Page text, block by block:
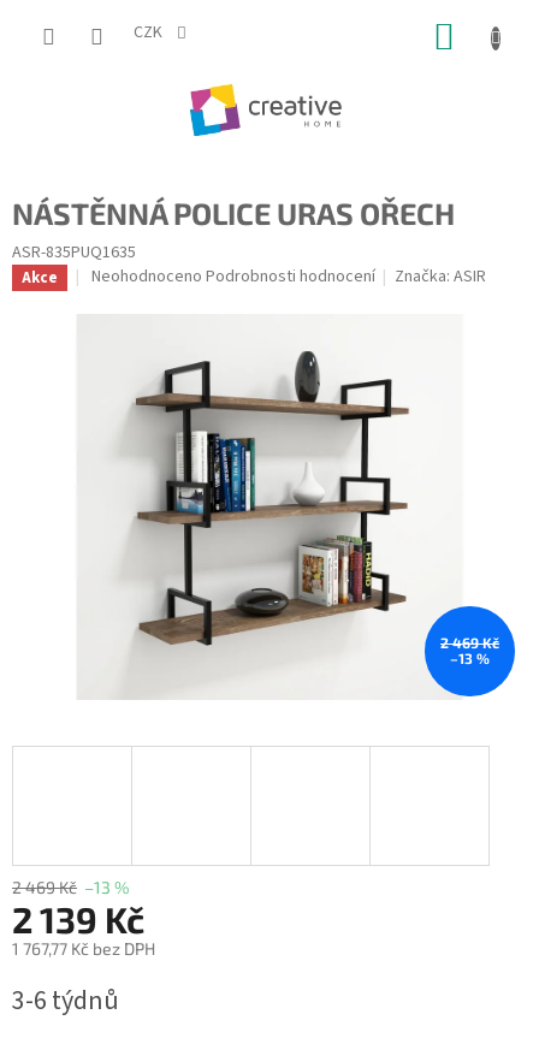
CZK
NÁSTĚNNÁ POLICE URAS OŘECH
ASR-835PUQ1635
Akce
Průměrné
Neohodnoceno Podrobnosti hodnocení Značka:ASIR
2 469 Kč
–13 %
2 469 Kč –13 %
2 139 Kč
1 767,77 Kč bez DPH
cena:
3-6 týdnů